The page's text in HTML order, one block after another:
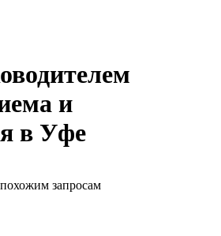
и
в Уфе
запросам